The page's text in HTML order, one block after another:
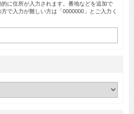
に住所が入力されます。番地などを追加で
で入力が難しい方は「0000000」とご入力く